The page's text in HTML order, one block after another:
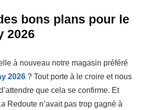
bons plans pour le
2026
à nouveau notre magasin préféré
2026 ? Tout porte à le croire et nous
que cela se confirme. Et
Redoute n’avait pas trop gagné à